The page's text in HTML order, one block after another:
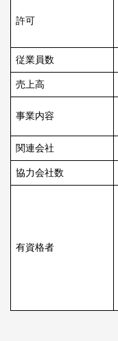
許可
従業員数
売上高
事業内容
関連会社
協力会社数
有資格者